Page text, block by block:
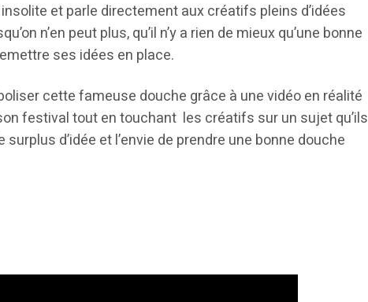
et parle directement aux créatifs pleins d’idées
n’en peut plus, qu’il n’y a rien de mieux qu’une bonne
ses idées en place.
cette fameuse douche grâce à une vidéo en réalité
festival tout en touchant les créatifs sur un sujet qu’ils
d’idée et l’envie de prendre une bonne douche